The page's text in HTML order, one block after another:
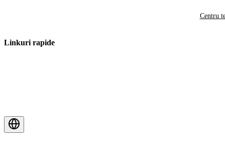
Centru
Linkuri rapide